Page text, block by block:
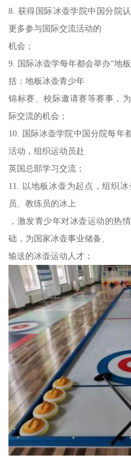
8. 获得国际冰壶学院中国分院
更多参与国际交流活动的
机会；
9. 国际冰壶学每年都会举办“地
括：地板冰壶青少年
锦标赛、校际邀请赛等赛事，
际交流的机会；
10. 国际冰壶学院中国分院每年
活动，组织运动员赴
英国总部学习交流；
11. 以地板冰壶为起点，组织
员、教练员的冰上
，激发青少年对冰壶运动的热
础，为国家冰壶事业储备、
输送的冰壶运动人才；